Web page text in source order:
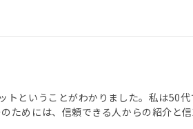
トということがわかりました。私は50
めには、信頼できる人からの紹介と信